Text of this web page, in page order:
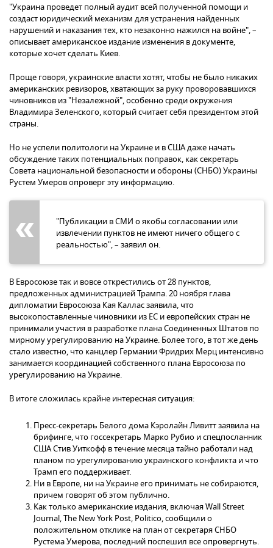
"Украина проведет полный аудит всей полученной помощи и
создаст юридический механизм для устранения найденных
нарушений и наказания тех, кто незаконно нажился на войне", –
описывает американское издание изменения в документе,
которые хочет сделать Киев.
Проще говоря, украинские власти хотят, чтобы не было никаких
американских ревизоров, хватающих за руку проворовавшихся
чиновников из "Незалежной", особенно среди окружения
Владимира Зеленского, который считает себя президентом этой
страны.
Но не успели политологи на Украине и в США даже начать
обсуждение таких потенциальных поправок, как секретарь
Совета национальной безопасности и обороны (СНБО) Украины
Рустем Умеров опроверг эту информацию.
"Публикации в СМИ о якобы согласовании или
извлечении пунктов не имеют ничего общего с
реальностью", – заявил он.
В Евросоюзе так и вовсе открестились от 28 пунктов,
предложенных администрацией Трампа. 20 ноября глава
дипломатии Евросоюза Кая Каллас заявила, что
высокопоставленные чиновники из ЕС и европейских стран не
принимали участия в разработке плана Соединенных Штатов по
мирному урегулированию на Украине. Более того, в тот же день
стало известно, что канцлер Германии Фридрих Мерц интенсивно
занимается координацией собственного плана Евросоюза по
урегулированию на Украине.
В итоге сложилась крайне интересная ситуация:
Пресс-секретарь Белого дома Кэролайн Ливитт заявила на
брифинге, что госсекретарь Марко Рубио и спецпосланник
США Стив Уиткофф в течение месяца тайно работали над
планом по урегулированию украинского конфликта и что
Трамп его поддерживает.
Ни в Европе, ни на Украине его принимать не собираются,
причем говорят об этом публично.
Как только американские издания, включая Wall Street
Journal, The New York Post, Politico, сообщили о
положительном отклике на план от секретаря СНБО
Рустема Умерова, последний поспешил все опровергнуть.